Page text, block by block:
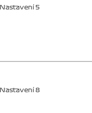
Nastavení 5
Nastavení 8